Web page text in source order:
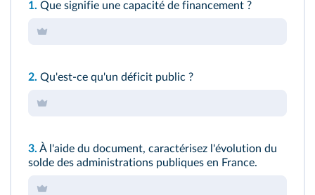
1. Que signifie une capacité de financement ?
2. Qu'est‑ce qu'un déficit public ?
3. À l'aide du document, caractérisez l'évolution du
solde des administrations publiques en France.